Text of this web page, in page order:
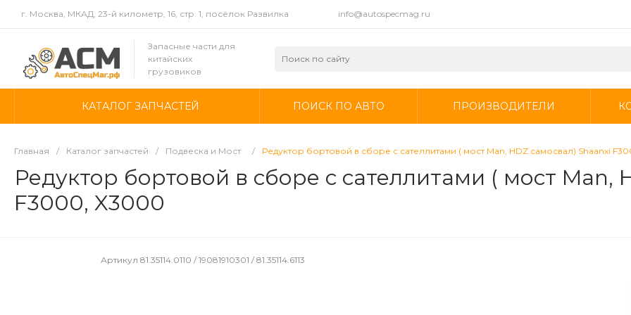
г. Москва, МКАД, 23-й километр, 16, стр. 1, посёлок Развилка info@autospecmag.ru
Запасные части для
китайских
грузовиков
КАТАЛОГ ЗАПЧАСТЕЙ ПОИСК ПО АВТО ПРОИЗВОДИТЕЛИ
Главная / Каталог запчастей / Подвеска и Мост / Редуктор бортовой в сборе с сателлитами ( мост Man, HDZ самосвал) Shaanxi
Редуктор бортовой в сборе с сателлитами ( мост Man,
F3000, X3000
Артикул81.35114.0110 / 19081910301 / 81.35114.6113